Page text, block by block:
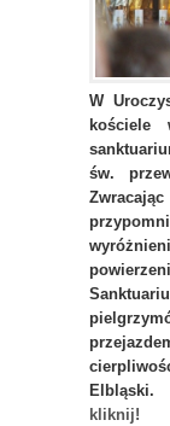
W
św.
Elbląski.
kliknij!